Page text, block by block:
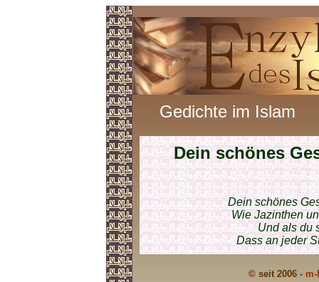
Gedichte im Islam
Dein schönes
Dein schönes
Wie Jazinthen
Und als du
Dass an jeder
© seit 2006 -